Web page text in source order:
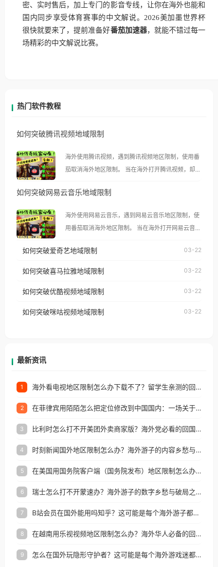
密、实时售后，加上专门的影音专线，让你在海外也能和
国内同步享受体育赛事的中文解说。2026美加墨世界杯
很快就要来了，提前准备好番茄加速器，就能不错过每一
场精彩的中文解说比赛。
热门软件教程
如何突破腾讯视频地域限制
海外使用腾讯视频，遇到腾讯视频地区限制，使用番
茄取消海外地区限制。 当在海外打开腾讯视频，却突
示语。 海外用户如香港、澳门、台湾、美国、加拿
像其他音乐平台一样，出现地区及版权限制问题，且
仅能在中国大陆地区播放。 遇到这个问题的朋友们，
台湾、美国、加拿大、澳大利亚、欧洲等国家和地区
权限制所困扰。
如何突破网易云音乐地域限制
海外使用网易云音乐，遇到网易云音乐地区限制，使
用番茄取消海外地区限制。 当在海外打开网易云音
播放”的提示语。 海外用户如香港、澳门、台湾、美
制问题，且仅能在中国大陆地区播放。 遇到这个问题
户收听网易云音乐地区版权限制」的问题，无论人在
如何突破爱奇艺地域限制 03-22
如何突破喜马拉雅地域限制 03-22
如何突破优酷视频地域限制 03-22
如何突破咪咕视频地域限制 03-22
最新资讯
1 海外看电视地区限制怎么办下载不了？留学生亲测的回国加速方案（附2026世界杯观赛技巧）
2 在菲律宾用陌陌怎么把定位修改到中国国内：一场关于归属感与连接的探索
3 比利时怎么打不开美团外卖商家版？海外党必看的回国加速全攻略
4 时刻新闻国外地区限制怎么办？海外游子的内容乡愁与破局之路
5 在美国用国务院客户端（国务院发布）地区限制怎么办？3步解决海外看国内内容难题
6 瑞士怎么打不开蒙速办？海外游子的数字乡愁与破局之路
7 B站会员在国外能用吗知乎？这可能是每个海外游子都问过的问题
8 在越南用乐视视频地区限制怎么办？海外华人必备的回国加速攻略
9 怎么在国外玩隐形守护者？这可能是每个海外游戏迷都问过的问题